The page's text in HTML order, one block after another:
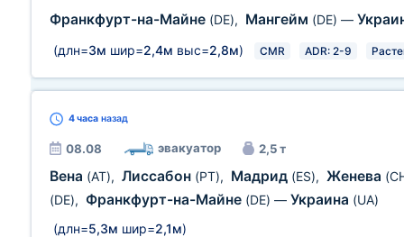
Франкфурт-на-Майне (DE), Мангейм (DE) —
(длн=3м шир=2,4м выс=2,8м) CMR ADR: 2-9
4 часа назад
08.08 эвакуатор 2,5 т
Вена (AT), Лиссабон (PT), Мадрид (ES), Женева
(DE), Франкфурт-на-Майне (DE) — Украина (UA)
(длн=5,3м шир=2,1м)